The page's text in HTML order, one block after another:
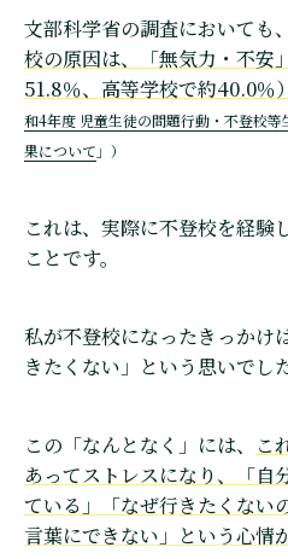
文部科学省の調査においても、
校の原因は、「無気力・不安
51.8％、高等学校で約40.0％）
和4年度 児童生徒の問題行動・不登校
果について 」）
これは、実際に不登校を経験
ことです。
私が不登校になったきっかけ
きたくない」という思いでした
この「なんとなく」には、
こ
あってストレスになり、「自
ている」「なぜ行きたくない
言葉にできない」という心情